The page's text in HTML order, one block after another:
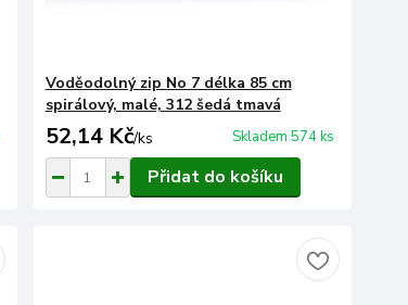
Voděodolný zip No 7 délka 85 cm
spirálový, malé, 312 šedá tmavá
52,14 Kč/ks Skladem 574 ks
Přidat do košíku